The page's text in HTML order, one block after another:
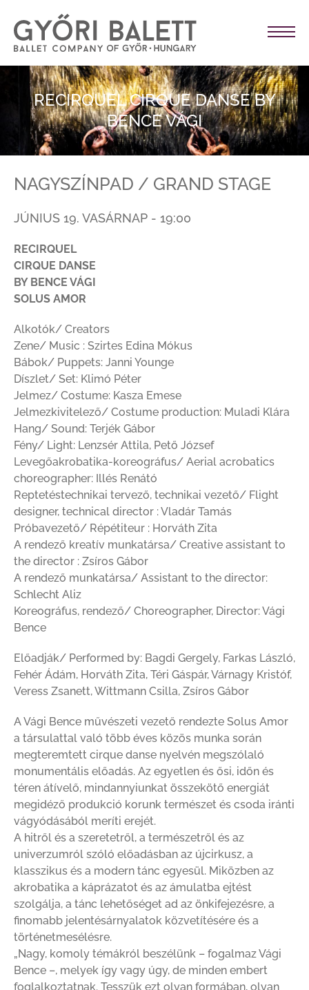
RECIRQUEL CIRQUE DANSE BY
BENCE VÁGI
NAGYSZÍNPAD / GRAND STAGE
JÚNIUS 19. VASÁRNAP - 19:00
RECIRQUEL
CIRQUE DANSE
BY BENCE VÁGI
SOLUS AMOR
Alkotók/ Creators
Zene/ Music : Szirtes Edina Mókus
Bábok/ Puppets: Janni Younge
Díszlet/ Set: Klimó Péter
Jelmez/ Costume: Kasza Emese
Jelmezkivitelező/ Costume production: Muladi Klára
Hang/ Sound: Terjék Gábor
Fény/ Light: Lenzsér Attila, Pető József
Levegőakrobatika-koreográfus/ Aerial acrobatics
choreographer: Illés Renátó
Reptetéstechnikai tervező, technikai vezető/ Flight
designer, technical director : Vladár Tamás
Próbavezető/ Répétiteur : Horváth Zita
A rendező kreatív munkatársa/ Creative assistant to
the director : Zsíros Gábor
A rendező munkatársa/ Assistant to the director:
Schlecht Aliz
Koreográfus, rendező/ Choreographer, Director: Vági
Bence
Előadják/ Performed by: Bagdi Gergely, Farkas László,
Fehér Ádám, Horváth Zita, Téri Gáspár, Várnagy Kristóf,
Veress Zsanett, Wittmann Csilla, Zsíros Gábor
A Vági Bence művészeti vezető rendezte Solus Amor
a társulattal való több éves közös munka során
megteremtett cirque danse nyelvén megszólaló
monumentális előadás. Az egyetlen és ősi, időn és
téren átívelő, mindannyiunkat összekötő energiát
megidéző produkció korunk természet és csoda iránti
vágyódásából meríti erejét.
A hitről és a szeretetről, a természetről és az
univerzumról szóló előadásban az újcirkusz, a
klasszikus és a modern tánc egyesül. Miközben az
akrobatika a káprázatot és az ámulatba ejtést
szolgálja, a tánc lehetőséget ad az önkifejezésre, a
finomabb jelentésárnyalatok közvetítésére és a
történetmesélésre.
„Nagy, komoly témákról beszélünk – fogalmaz Vági
Bence –, melyek így vagy úgy, de minden embert
foglalkoztatnak. Tesszük ezt olyan formában, olyan